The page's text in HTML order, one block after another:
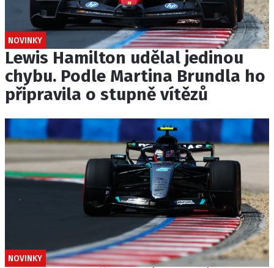
NOVINKY
Lewis Hamilton udělal jedinou
chybu. Podle Martina Brundla ho
připravila o stupně vítězů
NOVINKY